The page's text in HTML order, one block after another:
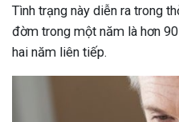
Tình trạng này diễn ra trong
đờm trong một năm là hơn
hai năm liên tiếp.